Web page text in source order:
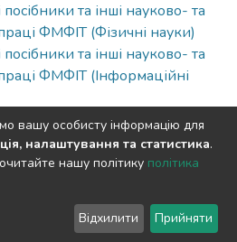
та інші науково- та
ФМФІТ (Фізичні науки)
та інші науково- та
ФМФІТ (Інформаційні
End User
Agreement
Send
Feedback
вашу особисту інформацію для
налаштування та статистика.
нашу політику політика
Відхилити Прийняти